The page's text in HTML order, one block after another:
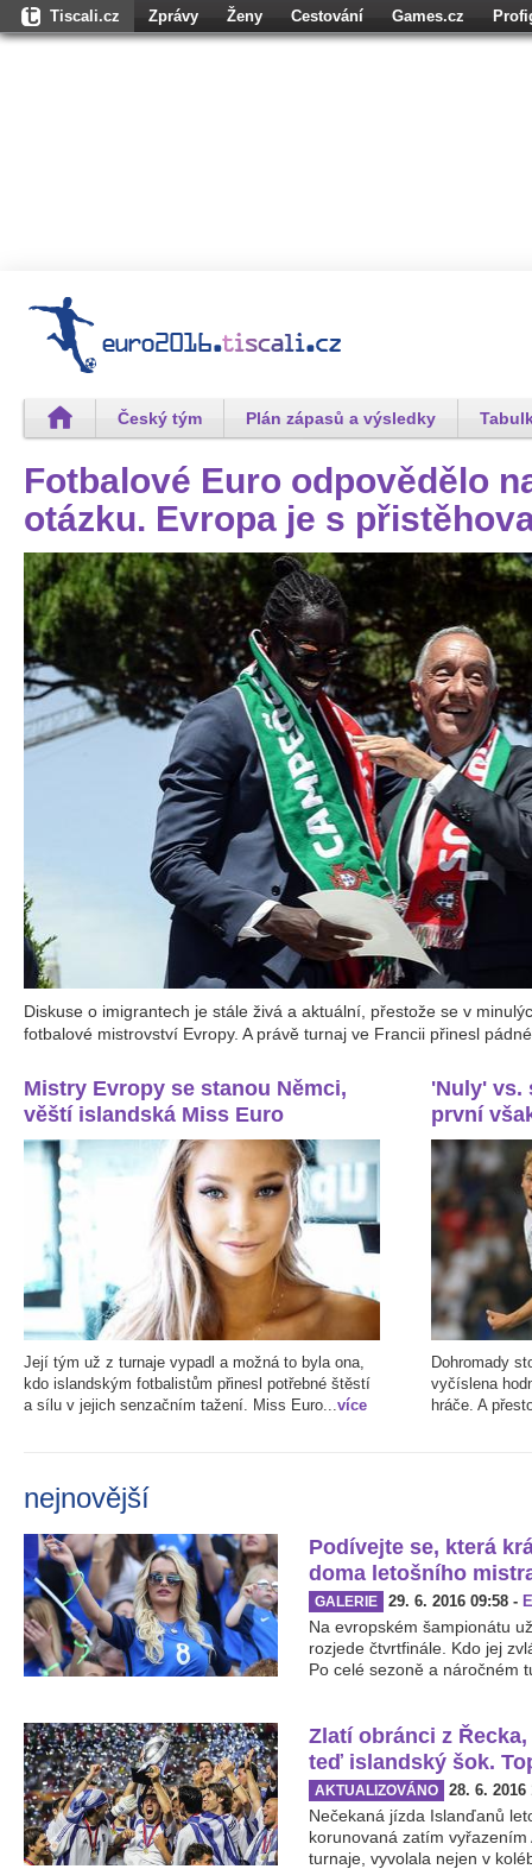
Tiscali.cz Zprávy Ženy Cestování Games.cz
Český tým Plán zápasů a výsledky
Fotbalové Euro odpovědělo
otázku. Evropa je s
Diskuse o imigrantech je stále živá a aktuální, přestože se v
fotbalové mistrovství Evropy. A právě turnaj ve Francii přinesl
Mistry Evropy se stanou Němci,
věští islandská Miss Euro
Její tým už z turnaje vypadl a možná to byla ona,
kdo islandským fotbalistům přinesl potřebné štěstí
a sílu v jejich senzačním tažení. Miss Euro...více
'Nuly' vs.
první
Dohromady
vyčíslena
hráče. A
nejnovější
Podívejte se, která
doma letošního
GALERIE 29. 6. 2016 09:58 -
Na evropském šampionátu
rozjede čtvrtfinále. Kdo jej
Po celé sezoně a náročném
Zlatí obránci z
teď islandský šok.
AKTUALIZOVÁNO 28. 6. 2016
Nečekaná jízda Islanďanů
korunovaná zatím
turnaje, vyvolala nejen v